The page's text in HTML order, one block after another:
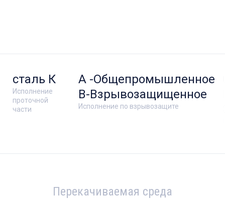
Исполнение
проточной
части
сталь К
Исполнение по взрывозащите
А -Общепромышленное
В-Взрывозащищенное
Перекачиваемая среда